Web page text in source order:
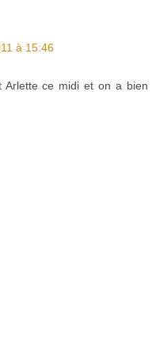
à 15:46
Arlette ce midi et on a bien